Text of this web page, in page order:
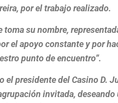
por el trabajo realizado.
toma su nombre,
el apoyo constante y por
punto de encuentro”.
el presidente del Casino D.
invitada,